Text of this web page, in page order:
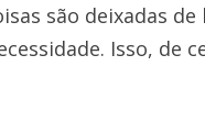
são deixadas
Isso, de